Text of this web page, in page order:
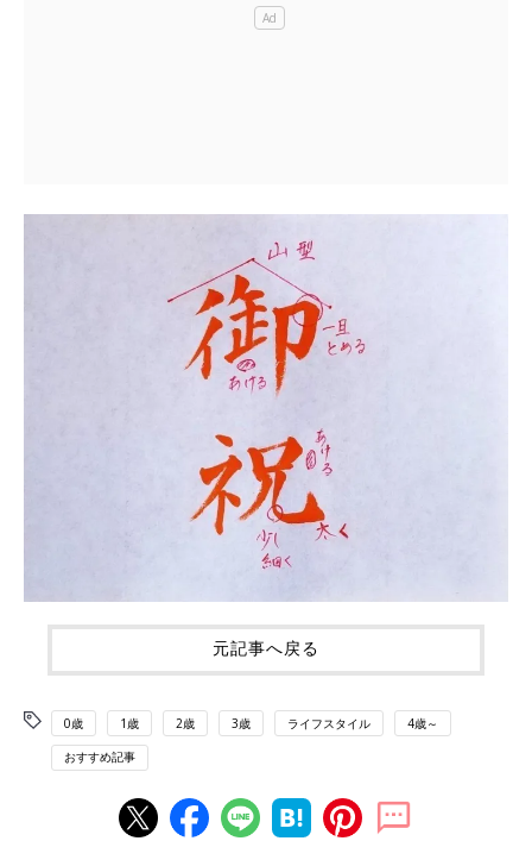
元記事へ戻る
0歳 1歳 2歳 3歳 ライフスタイル 4歳～
おすすめ記事